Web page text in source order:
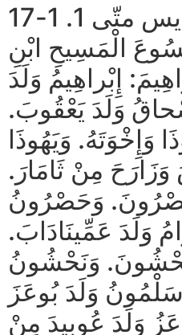
1. 1-17
الْمَسِيحِ ابْنِ
إِبْراهِيمُ وَلَدَ
وَلَدَ يَعْقُوبَ.
وَإِخْوَتَهُ. وَيَهُوذَا
مِنْ ثَامَارَ.
وَحَصْرُونُ
وَلَدَ عَمِّينَادَابَ.
نَحْشُونَ. وَنَحْشُونُ
وَلَدَ بُوعَزَ
وَلَدَ عُوبِيدَ مِنْ